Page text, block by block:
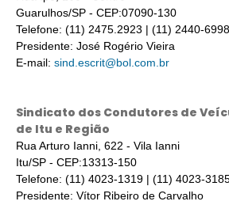
Guarulhos/SP - CEP:07090-130
Telefone: (11) 2475.2923 | (11) 2440-6998
Presidente: José Rogério Vieira
E-mail: sind.escrit@bol.com.br
Sindicato dos Condutores de
de Itu e Região
Rua Arturo Ianni, 622 - Vila Ianni
Itu/SP - CEP:13313-150
Telefone: (11) 4023-1319 | (11) 4023-
Presidente: Vítor Ribeiro de Carvalho